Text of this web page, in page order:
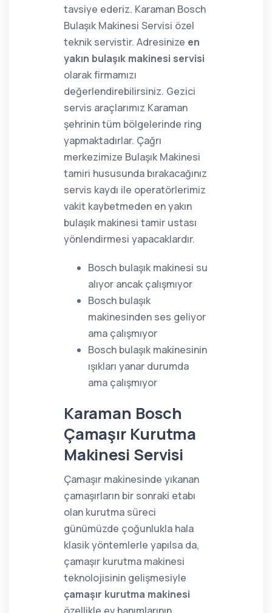
tavsiye ederiz. Karaman Bosch
Bulaşık Makinesi Servisi özel
teknik servistir. Adresinize en
yakın bulaşık makinesi servisi
olarak firmamızı
değerlendirebilirsiniz. Gezici
servis araçlarımız Karaman
şehrinin tüm bölgelerinde ring
yapmaktadırlar. Çağrı
merkezimize Bulaşık Makinesi
tamiri hususunda bırakacağınız
servis kaydı ile operatörlerimiz
vakit kaybetmeden en yakın
bulaşık makinesi tamir ustası
yönlendirmesi yapacaklardır.
Bosch bulaşık makinesi su
alıyor ancak çalışmıyor
Bosch bulaşık
makinesinden ses geliyor
ama çalışmıyor
Bosch bulaşık makinesinin
ışıkları yanar durumda
ama çalışmıyor
Karaman Bosch
Çamaşır Kurutma
Makinesi Servisi
Çamaşır makinesinde yıkanan
çamaşırların bir sonraki etabı
olan kurutma süreci
günümüzde çoğunlukla hala
klasik yöntemlerle yapılsa da,
çamaşır kurutma makinesi
teknolojisinin gelişmesiyle
çamaşır kurutma makinesi